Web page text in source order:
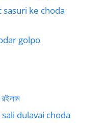
sasuri ke choda
golpo
রইলাম
sali dulavai choda